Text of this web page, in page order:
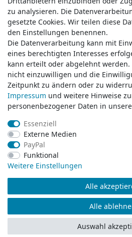
Service & Kontakt
Wünschen Sie einen
service@klamato.de
Schreiben Sie uns:
service@klamato.de
Durchschnittliche Bewertung von
Bewertungsgrundlage des Anbieters: 5
© Copyright 2026 klamato.de |
zu analysieren. Die
gesetzte Cookies. Wir teilen diese
den Einstellungen benennen.
Die Datenverarbeitung kann mit
eines berechtigten Interesses
kann erteilt oder abgelehnt werden.
nicht einzuwilligen und die
Zeitpunkt zu ändern oder zu
Impressum und weitere Hinweise
personenbezogener Daten in
Essenziell
Externe Medien
PayPal
Funktional
Weitere Einstellungen
Alle
Alle
Auswahl
zu analysieren. Die
gesetzte Cookies. Wir teilen diese
den Einstellungen benennen.
Die Datenverarbeitung kann mit
eines berechtigten Interesses
kann erteilt oder abgelehnt werden.
nicht einzuwilligen und die
Zeitpunkt zu ändern oder zu
Impressum und weitere Hinweise
personenbezogener Daten in
Essenziell
Externe Medien
PayPal
Funktional
Weitere Einstellungen
Alle
Alle
Auswahl